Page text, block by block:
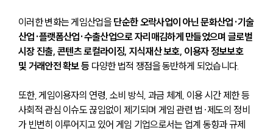
이러한 변화는 게임산업을 단순한 오락사업이 아닌 문화산업·기술
산업·플랫폼산업·수출산업으로 자리매김하게 만들었으며 글로벌
시장 진출, 콘텐츠 로컬라이징, 지식재산 보호, 이용자 정보보호
및 거래안전 확보 등 다양한 법적 쟁점을 동반하게 되었습니다.
또한, 게임이용자의 연령, 소비 방식, 과금 체계, 이용 시간 제한 등
사회적 관심 이슈도 끊임없이 제기되며 게임 관련 법·제도의 정비
가 빈번히 이루어지고 있어 게임 기업으로서는 업계 동향과 규제